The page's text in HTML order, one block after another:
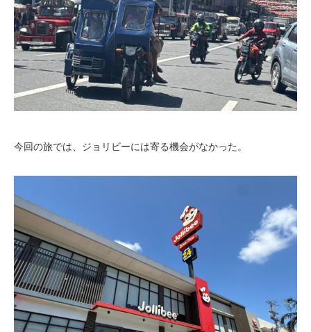
今回の旅では、ジョリビーには寄る機会がなかった。